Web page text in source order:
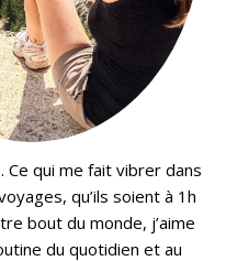
Ce qui me fait vibrer dans
qu’ils soient à 1h
bout du monde, j’aime
du quotidien et au